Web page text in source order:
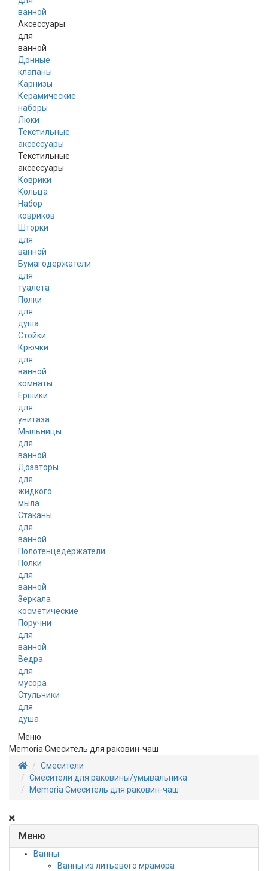
ванной
Аксессуары
для
ванной
Донные
клапаны
Карнизы
Керамические
наборы
Люки
Текстильные
аксессуары
Текстильные
аксессуары
Коврики
Кольца
Набор
ковриков
Шторки
для
ванной
Бумагодержатели
для
туалета
Полки
для
душа
Стойки
Крючки
для
ванной
комнаты
Ёршики
для
унитаза
Мыльницы
для
ванной
Дозаторы
для
жидкого
мыла
Стаканы
для
ванной
Полотенцедержатели
Полки
для
ванной
Зеркала
косметические
Поручни
для
ванной
Ведра
для
мусора
Стульчики
для
душа
Меню
Memoria Смеситель для раковин-чаш
Смесители
Смесители для раковины/умывальника
Memoria Смеситель для раковин-чаш
Меню
Ванны
Ванны из литьевого мрамора